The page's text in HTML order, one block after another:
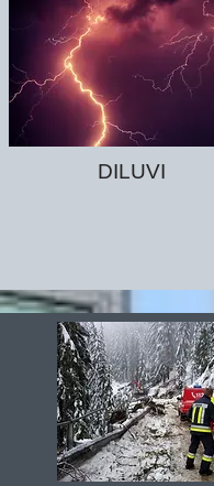
DILUVI